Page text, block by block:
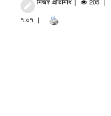
নিজস্ব প্রতিনিধি 205
৭:০৭